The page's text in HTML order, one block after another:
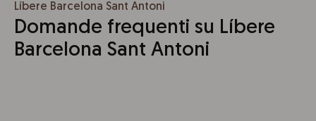
Líbere Barcelona Sant Antoni
Domande frequenti su Líbere
Barcelona Sant Antoni